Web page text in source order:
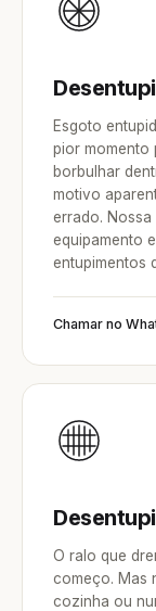
Esgoto
pior momento
borbulhar
motivo
errado.
equipamento
entupimentos
Chamar no
O ralo que
começo. Mas
cozinha ou